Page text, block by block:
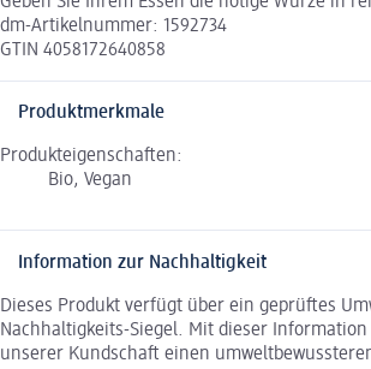
dm-Artikelnummer: 1592734
GTIN 4058172640858
Produktmerkmale
Produkteigenschaften:
Bio, Vegan
Information zur Nachhaltigkeit
Dieses Produkt verfügt über ein geprüftes
Nachhaltigkeits-Siegel. Mit dieser
unserer Kundschaft einen